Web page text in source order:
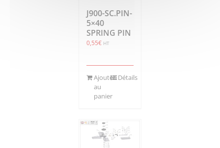
J900-SC.PIN-
5×40
SPRING PIN
0,55€ HT
Ajouter
au
panier
Détails